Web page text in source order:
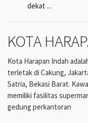
dekat ...
KOTA
Kota Harapan Indah
terletak di Cakung,
Satria, Bekasi Barat.
memiliki fasilitas
gedung perkantoran